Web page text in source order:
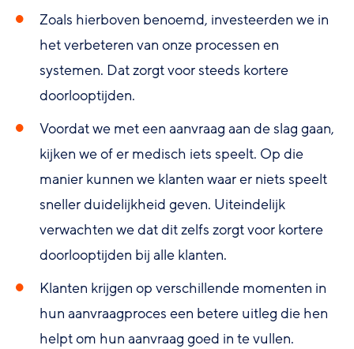
Zoals hierboven benoemd, investeerden we in
het verbeteren van onze processen en
systemen. Dat zorgt voor steeds kortere
doorlooptijden.
Voordat we met een aanvraag aan de slag gaan,
kijken we of er medisch iets speelt. Op die
manier kunnen we klanten waar er niets speelt
sneller duidelijkheid geven. Uiteindelijk
verwachten we dat dit zelfs zorgt voor kortere
doorlooptijden bij alle klanten.
Klanten krijgen op verschillende momenten in
hun aanvraagproces een betere uitleg die hen
helpt om hun aanvraag goed in te vullen.